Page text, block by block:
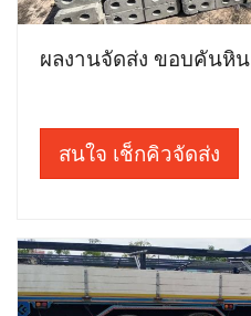
ผลงานจัดส่ง ขอบคันหิน
สนใจ เช็กคิวจัดส่ง